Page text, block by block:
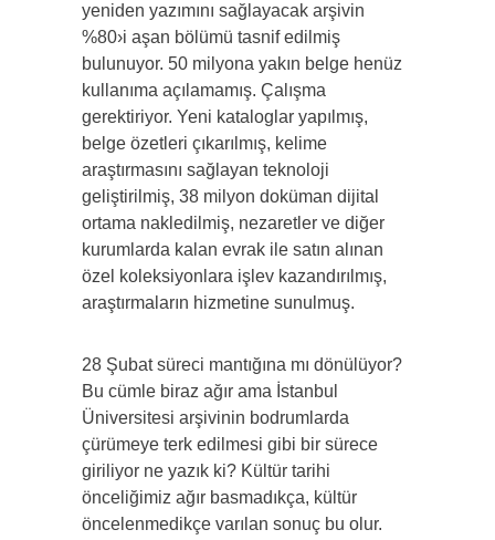
yeniden yazımını sağlayacak arşivin
%80›i aşan bölümü tasnif edilmiş
bulunuyor. 50 milyona yakın belge henüz
kullanıma açılamamış. Çalışma
gerektiriyor. Yeni kataloglar yapılmış,
belge özetleri çıkarılmış, kelime
araştırmasını sağlayan teknoloji
geliştirilmiş, 38 milyon doküman dijital
ortama nakledilmiş, nezaretler ve diğer
kurumlarda kalan evrak ile satın alınan
özel koleksiyonlara işlev kazandırılmış,
araştırmaların hizmetine sunulmuş.
28 Şubat süreci mantığına mı dönülüyor?
Bu cümle biraz ağır ama İstanbul
Üniversitesi arşivinin bodrumlarda
çürümeye terk edilmesi gibi bir sürece
giriliyor ne yazık ki? Kültür tarihi
önceliğimiz ağır basmadıkça, kültür
öncelenmedikçe varılan sonuç bu olur.